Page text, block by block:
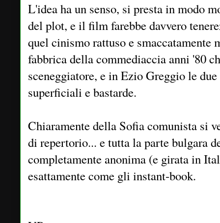
L'idea ha un senso, si presta in modo
del plot, e il film farebbe davvero
quel cinismo rattuso e smaccatamente
fabbrica della commediaccia anni '80
sceneggiatore, e in Ezio Greggio le
superficiali e bastarde.
Chiaramente della Sofia comunista si
di repertorio... e tutta la parte bulgara
completamente anonima (e girata in
esattamente come gli instant-book.